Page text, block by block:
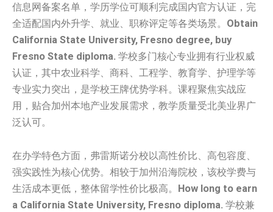
信息网备案名单，学历学位可顺利完成国内官方认证，完
全适配国内外升学、就业、职称评定等各类场景。 Obtain
California State University, Fresno degree, buy
Fresno State diploma. 学校多门核心专业拥有行业权威
认证，其中农业科学、商科、工程学、教育学、护理学等
专业实力突出，是学校王牌优势学科。课程聚焦实战应
用，贴合加州本地产业发展需求，教学质量受北美业界广
泛认可。
在办学特色方面，弗雷斯诺分校以高性价比、高包容度、
强实践性为核心优势。相较于加州沿海院校，该校学费与
生活成本更低，整体留学性价比极高。
How long to earn
a California State University, Fresno diploma. 学校兼